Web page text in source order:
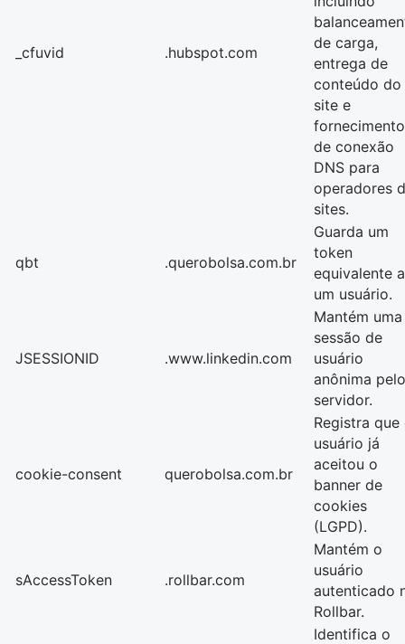
_cfuvid .hubspot.com
de carga,
entrega de
conteúdo do
site e
fornecimento
de conexão
DNS para
operadores
sites.
qbt .querobolsa.com.br
Guarda um
token
equivalente a
um usuário.
JSESSIONID .www.linkedin.com
Mantém uma
sessão de
usuário
anônima pelo
servidor.
cookie-consent querobolsa.com.br
Registra que
usuário já
aceitou o
banner de
cookies
(LGPD).
sAccessToken .rollbar.com
Mantém o
usuário
autenticado
Rollbar.
Identifica o